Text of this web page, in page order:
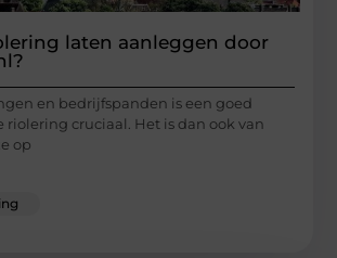
laten aanleggen door
en bedrijfspanden is een goed
cruciaal. Het is dan ook van
op